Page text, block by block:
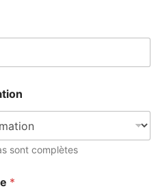
sont complètes
*